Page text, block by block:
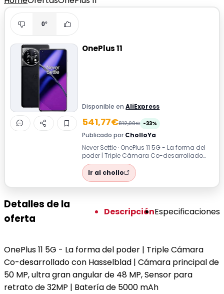
0°
OnePlus 11
Disponible enAliExpress
541,77€812,00€ -33%
Publicado por CholloYa
Never Settle · OnePlus 11 5G - La forma del
poder | Triple Cámara Co-desarrollado
con Hasselblad | Cámara principal d...
Ir al chollo
Detalles de la
oferta
DescripciónEspecificaciones
OnePlus 11 5G - La forma del poder | Triple Cámara
Co-desarrollado con Hasselblad | Cámara principal de
50 MP, ultra gran angular de 48 MP, Sensor para
retrato de 32MP | Batería de 5000 mAh